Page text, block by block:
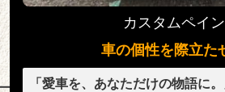
カスタムペイ
車の個性を際立た
「愛車を、あなただけの物語に。